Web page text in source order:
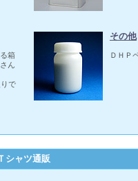
箱
ん
で
その他
ＤＨＰ
シャツ通販